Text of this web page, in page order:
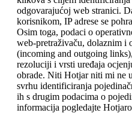
odgovarajućoj web stranici.
korisnikom, IP adrese se
Osim toga, podaci o
web-pretraživaču, dolaznim i
(incoming and outgoing
rezoluciji i vrsti uređaja
obrade. Niti Hotjar niti mi ne
svrhu identificiranja
ih s drugim podacima o
informacija pogledajte